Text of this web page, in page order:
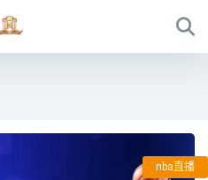
nba直播